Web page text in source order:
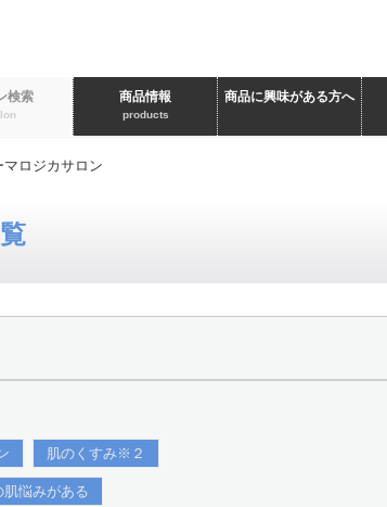
検索 商品情報
products
商品に興味がある方へ
ロジカサロン
肌のくすみ※２
肌悩みがある